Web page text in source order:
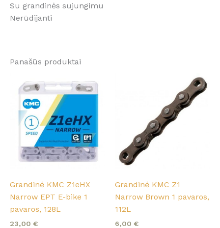
Su grandinės sujungimu
Nerūdijanti
Panašūs produktai
Grandinė KMC Z1eHX
Narrow EPT E-bike 1
pavaros, 128L
23,00 €
Grandinė KMC Z1
Narrow Brown 1 pavaros,
112L
6,00 €